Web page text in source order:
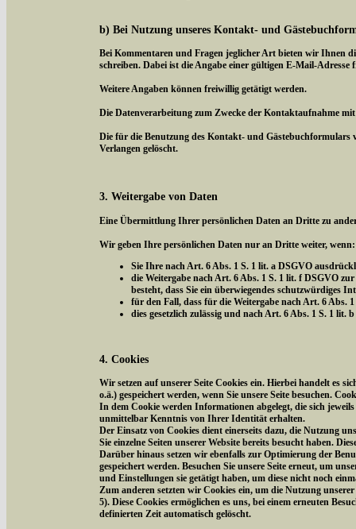
b) Bei Nutzung unseres Kontakt- und
Bei Kommentaren und Fragen jeglicher Art bieten wir Ihnen
schreiben. Dabei ist die Angabe einer gültigen E-Mail-
Weitere Angaben können freiwillig getätigt werden.
Die Datenverarbeitung zum Zwecke der Kontaktaufnahme
Die für die Benutzung des Kontakt- und Gästebuchformulars
Verlangen gelöscht.
3. Weitergabe von Daten
Eine Übermittlung Ihrer persönlichen Daten an Dritte zu
Wir geben Ihre persönlichen Daten nur an Dritte weiter, wenn:
Sie Ihre nach Art. 6 Abs. 1 S. 1 lit. a DSGVO
die Weitergabe nach Art. 6 Abs. 1 S. 1 lit. f DSGVO
besteht, dass Sie ein überwiegendes schutzwürdiges
für den Fall, dass für die Weitergabe nach Art. 6 Abs.
dies gesetzlich zulässig und nach Art. 6 Abs. 1 S. 1
4. Cookies
Wir setzen auf unserer Seite Cookies ein. Hierbei handelt es
o.ä.) gespeichert werden, wenn Sie unsere Seite besuchen.
In dem Cookie werden Informationen abgelegt, die sich
unmittelbar Kenntnis von Ihrer Identität erhalten.
Der Einsatz von Cookies dient einerseits dazu, die Nutzung
Sie einzelne Seiten unserer Website bereits besucht haben.
Darüber hinaus setzen wir ebenfalls zur Optimierung der
gespeichert werden. Besuchen Sie unsere Seite erneut, um
und Einstellungen sie getätigt haben, um diese nicht noch
Zum anderen setzten wir Cookies ein, um die Nutzung
5). Diese Cookies ermöglichen es uns, bei einem erneuten
definierten Zeit automatisch gelöscht.